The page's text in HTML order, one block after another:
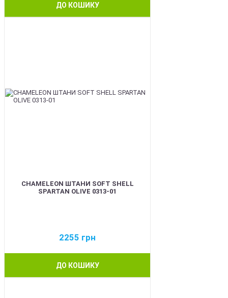
ДО КОШИКУ
CHAMELEON ШТАНИ SOFT SHELL
SPARTAN OLIVE 0313-01
2255 грн
ДО КОШИКУ